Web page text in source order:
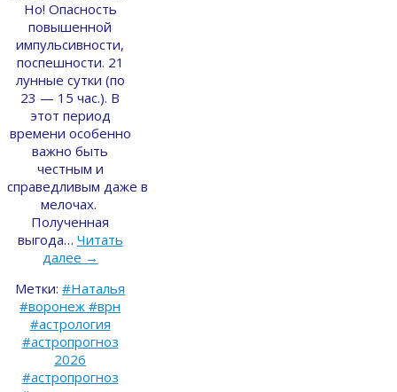
Но! Опасность
повышенной
импульсивности,
поспешности. 21
лунные сутки (по
23 — 15 час.). В
этот период
времени особенно
важно быть
честным и
справедливым даже в
мелочах.
Полученная
выгода… Читать
далее →
Метки: #Наталья
#воронеж #врн
#астрология
#астропрогноз
2026
#астропрогноз